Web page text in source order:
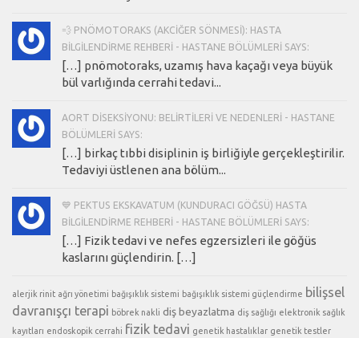
💨 PNÖMOTORAKS (AKCIĞER SÖNMESI): HASTA
BILGILENDIRME REHBERI - HASTANE BÖLÜMLERI SAYS:
[…] pnömotoraks, uzamış hava kaçağı veya büyük
bül varlığında cerrahi tedavi...
AORT DISEKSIYONU: BELIRTILERI VE NEDENLERI - HASTANE
BÖLÜMLERI SAYS:
[…] birkaç tıbbi disiplinin iş birliğiyle gerçekleştirilir.
Tedaviyi üstlenen ana bölüm...
💙 PEKTUS EKSKAVATUM (KUNDURACI GÖĞSÜ) HASTA
BILGILENDIRME REHBERI - HASTANE BÖLÜMLERI SAYS:
[…] Fizik tedavi ve nefes egzersizleri ile göğüs
kaslarını güçlendirin. […]
alerjik rinit ağrı yönetimi bağışıklık sistemi bağışıklık sistemi güçlendirme bilişsel
davranışçı terapi böbrek nakli diş beyazlatma diş sağlığı elektronik sağlık
kayıtları endoskopik cerrahi fizik tedavi genetik hastalıklar genetik testler